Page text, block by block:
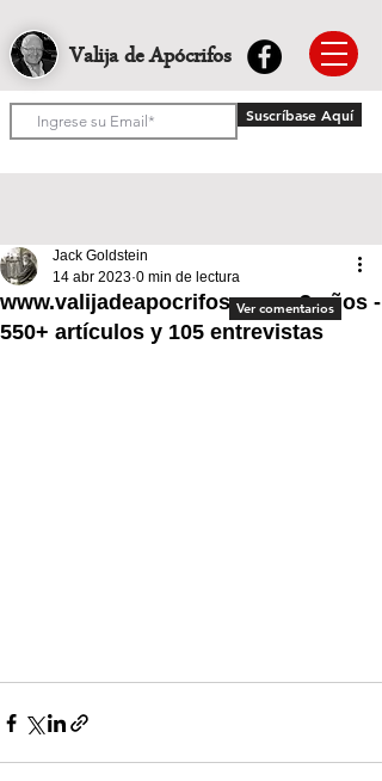
Valija de Apócrifos
Suscríbase Aquí
www.valijadeapocrifos.com - 3 años -
550+ artículos y 105 entrevistas
Jack Goldstein
14 abr 2023 0 min de lectura
Ver comentarios